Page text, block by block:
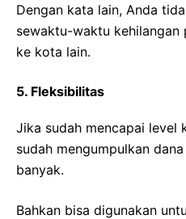
Dengan kata lain, Anda
sewaktu-waktu kehilangan
ke kota lain.
5. Fleksibilitas
Jika sudah mencapai level
sudah mengumpulkan
banyak.
Bahkan bisa digunakan